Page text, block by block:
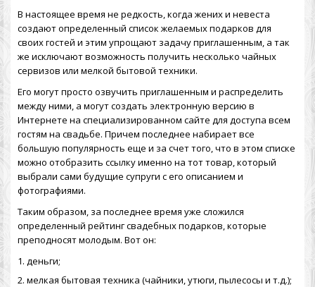
В настоящее время не редкость, когда жених и невеста
создают определенный список желаемых подарков для
своих гостей и этим упрощают задачу приглашенным, а так
же исключают возможность получить несколько чайных
сервизов или мелкой бытовой техники.
Его могут просто озвучить приглашенным и распределить
между ними, а могут создать электронную версию в
Интернете на специализированном сайте для доступа всем
гостям на свадьбе. Причем последнее набирает все
большую популярность еще и за счет того, что в этом списке
можно отобразить ссылку именно на тот товар, который
выбрали сами будущие супруги с его описанием и
фотографиями.
Таким образом, за последнее время уже сложился
определенный рейтинг свадебных подарков, которые
преподносят молодым. Вот он:
деньги;
мелкая бытовая техника (чайники, утюги, пылесосы и т.д.);